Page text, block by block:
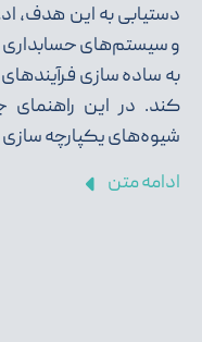
و سیستم‌های حسابداری
به ساده سازی
کند. در این راهنمای
شیوه‌های یکپارچه سازی ERP و حسابداری خواهیم پرداخت.
ادامه متن